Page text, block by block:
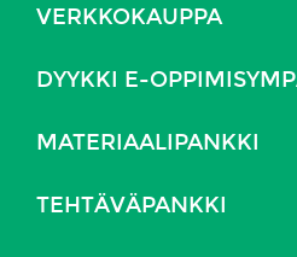
VERKKOKAUPPA
DYYKKI E-
MATERIAALIPANKKI
TEHTÄVÄPANKKI